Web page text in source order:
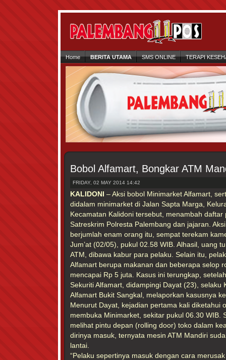
Home BERITA UTAMA SMS ONLINE TERAPI
Bobol Alfamart, Bongkar ATM
FRIDAY, 02 MAY 2014 14:42
KALIDONI
– Aksi bobol Minimarket Alfamart,
didalam minimarket di Jalan Sapta Marga,
Kecamatan Kalidoni tersebut, menambah
Satreskrim Polresta Palembang dan jajaran.
berjumlah enam orang itu, sempat terekam
Jum’at (02/05), pukul 02.58 WIB. Alhasil, uang
ATM, dibawa kabur para pelaku. Selain itu,
Alfamart berupa makanan dan beberapa selop
mencapai Rp 5 juta. Kasus ini terungkap,
Sekuriti Alfamart, didampingi Dayat (23), selaku
Alfamart Bukit Sangkal, melaporkan kasusnya
Menurut Dayat, kejadian pertama kali diketahui
membuka Minimarket, sekitar pukul 06.30 WIB.
melihat pintu depan (rolling door) toko dalam
dirinya masuk, ternyata mesin ATM Mandiri
lantai.
“Pelaku sepertinya masuk dengan cara